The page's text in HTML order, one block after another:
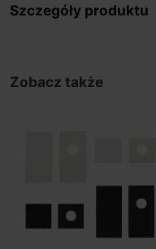
Szczegóły produktu
Zobacz także